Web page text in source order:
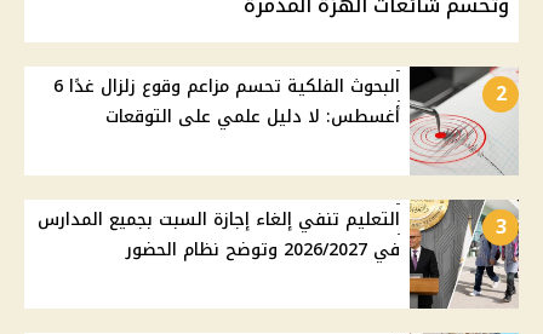
2
البحوث الفلكية تحسم مزاعم وقوع زلزال غدًا 6
أغسطس: لا دليل علمي على التوقعات
3
التعليم تنفي إلغاء إجازة السبت بجميع المدارس
في 2026/2027 وتوضح نظام الحضور